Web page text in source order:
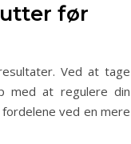
før
Ved at tage
med at regulere din
ved en mere